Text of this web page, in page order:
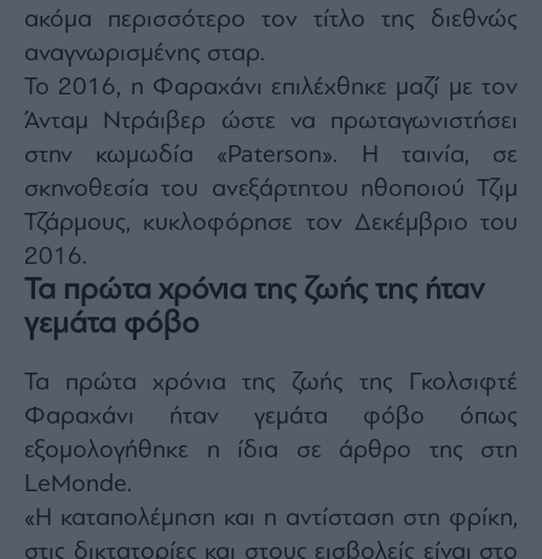
ακόμα περισσότερο τον τίτλο της διεθνώς
αναγνωρισμένης σταρ.
Το 2016, η Φαραχάνι επιλέχθηκε μαζί με τον
Άνταμ Ντράιβερ ώστε να πρωταγωνιστήσει
στην κωμωδία «Paterson». Η ταινία, σε
σκηνοθεσία του ανεξάρτητου ηθοποιού Τζιμ
Τζάρμους, κυκλοφόρησε τον Δεκέμβριο του
2016.
Τα πρώτα χρόνια της ζωής της ήταν
γεμάτα φόβο
Τα πρώτα χρόνια της ζωής της Γκολσιφτέ
Φαραχάνι ήταν γεμάτα φόβο όπως
εξομολογήθηκε η ίδια σε άρθρο της στη
LeMonde.
«Η καταπολέμηση και η αντίσταση στη φρίκη,
στις δικτατορίες και στους εισβολείς είναι στο